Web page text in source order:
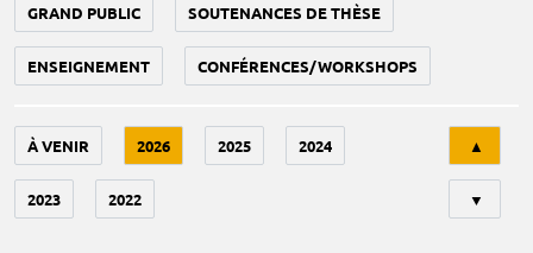
GRAND PUBLIC SOUTENANCES DE THÈSE
ENSEIGNEMENT CONFÉRENCES/WORKSHOPS
À VENIR 2026 2025 2024
2023 2022
▲
▼